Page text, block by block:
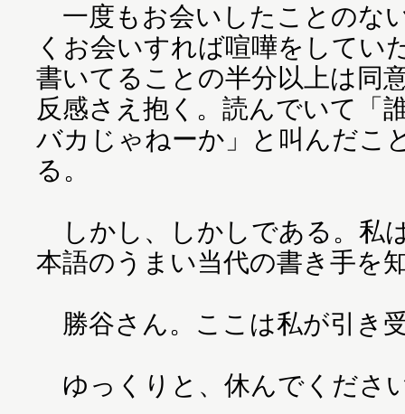
一度もお会いしたことのな
くお会いすれば喧嘩をしてい
書いてることの半分以上は同
反感さえ抱く。読んでいて「
バカじゃねーか」と叫んだこ
る。
しかし、しかしである。私
本語のうまい当代の書き手を
勝谷さん。ここは私が引き
ゆっくりと、休んでくださ